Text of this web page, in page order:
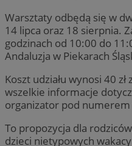
Warsztaty odbędą się w
14 lipca oraz 18 sierpnia.
godzinach od 10:00 do
Andaluzja w Piekarach
Koszt udziału wynosi 40
wszelkie informacje
organizator pod
To propozycja dla
dzieci nietypowych